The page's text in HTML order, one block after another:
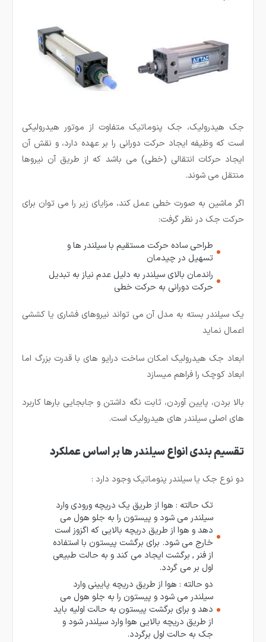
جک هیدرولیک، جک پنوماتیک متفاوت از موتور هیدرولیکی
است که وظیفه ایجاد حرکت دورانی را بر عهده دارد، و نقش آن
ایجاد حرکات انتقالی (خطی) می باشد که از طریق آن نیروها
منتقل می شوند.
اگر ماشین به صورت خطی عمل کند، مزایای زیر را می توان برای
حرکت جک در نظر گرفت:
طراحی ساده حرکت مستقیم با سیلندر ها و
تسهیل در چیدمان
راندمان بالای سیلندر به دلیل عدم نیاز به تبدیل
حرکت دورانی به حرکت خطی
یک سیلندر بسته به مدل آن می تواند نیروهای فشاری یا کششی
اعمال نماید
ابعاد جک هیدرولیک امکان ساخت درایو های با قدرت بزرگ اما
ابعاد کوچک را فراهم میسازد
بالا بردن، پایین آوردن، ثابت نگه داشتن و جابجایی بارها کاربرد
های اصلی سیلندر های هیدرولیک است.
تقسیم بندی انواع سیلندر ها بر اساس عملکرد
دو نوع جک یا سیلندر پنوماتیک وجود دارد :
تک حالته : هوا از طریق یک دریچه ورودی وارد
سیلندر می شود و پیستون را به جلو هول می
دهد و هوا از طریق دریچه بالایی که اگزوز است
خارج می شود. برای برگشت پیستون با استفاده
از فنر , برگشت ایجاد می کند و به حالت طبیعی
اول بر می گردد.
دو حالته : هوا از طریق دریچه پایینی وارد
سیلندر می شود و پیستون را به جلو هول می
دهد و برای برگشت پیستون به حالت اولیه باید
از طریق دریچه بالایی هوا وارد سیلندر شود و
جک به حالت اول برگردد.